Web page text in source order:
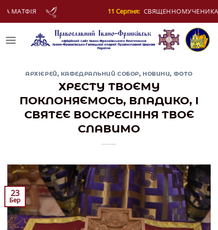
СВЯЩЕННОМУЧЕНИКА ЄВПЛА, АРХІДИЯКОНА
АРХІЄРЕЙ, КАФЕДРАЛЬНИЙ СОБОР, НОВИНИ, ФОТО
ХРЕСТУ ТВОЄМУ
ПОКЛОНЯЄМОСЬ, ВЛАДИКО, І
СВЯТЕЄ ВОСКРЕСІННЯ ТВОЄ
СЛАВИМО
23
Бер